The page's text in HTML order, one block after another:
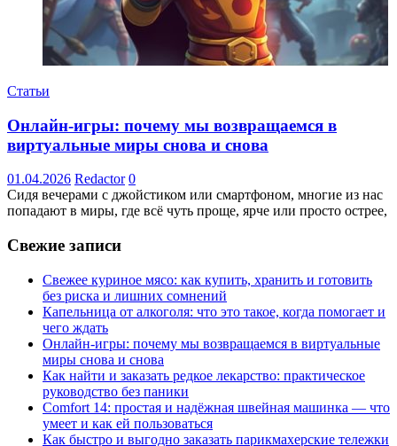
Статьи
Онлайн-игры: почему мы возвращаемся в
виртуальные миры снова и снова
01.04.2026 Redactor 0
Сидя вечерами с джойстиком или смартфоном, многие из нас
попадают в миры, где всё чуть проще, ярче или просто острее,
Свежие записи
Свежее куриное мясо: как купить, хранить и готовить
без риска и лишних сомнений
Капельница от алкоголя: что это такое, когда помогает и
чего ждать
Онлайн-игры: почему мы возвращаемся в виртуальные
миры снова и снова
Как найти и заказать редкое лекарство: практическое
руководство без паники
Comfort 14: простая и надёжная швейная машинка — что
умеет и как ей пользоваться
Как быстро и выгодно заказать парикмахерские тележки